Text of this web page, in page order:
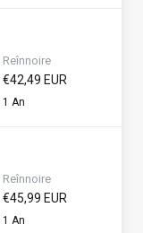
Reînnoire
€42,49 EUR
1 An
Reînnoire
€45,99 EUR
1 An